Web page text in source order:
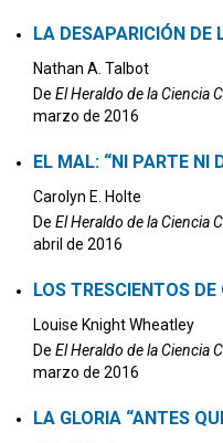
LA DESAPARICIÓN DE
Nathan A. Talbot
De El Heraldo de la Ciencia
marzo de 2016
EL MAL: “NI PARTE NI
Carolyn E. Holte
De El Heraldo de la Ciencia
abril de 2016
LOS TRESCIENTOS DE
Louise Knight Wheatley
De El Heraldo de la Ciencia
marzo de 2016
LA GLORIA “ANTES